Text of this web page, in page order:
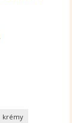
krémy